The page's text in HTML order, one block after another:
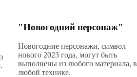
"Новогодний персонаж"
Новогодние персонажи, символ
нового 2023 года, могут быть
выполнены из любого материала, в
любой технике.